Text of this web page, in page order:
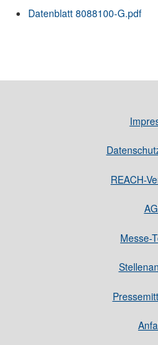
Datenblatt 8088100-G.pdf
REACH-
Messe-